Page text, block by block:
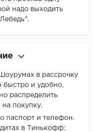
надо выходить
в рассрочку
быстро и удобно,
распределить
покупку.
паспорт и телефон.
в Тинькофф: